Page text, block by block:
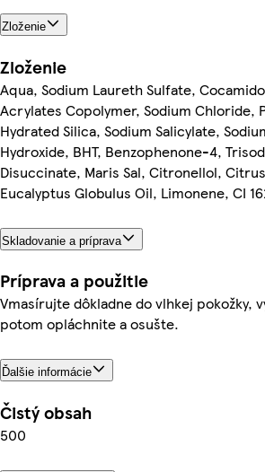
Zloženie
Zloženie
Aqua, Sodium Laureth Sulfate,
Acrylates Copolymer, Sodium Chloride,
Hydrated Silica, Sodium Salicylate,
Hydroxide, BHT, Benzophenone-4,
Disuccinate, Maris Sal, Citronellol,
Eucalyptus Globulus Oil, Limonene, CI
Skladovanie a príprava
Príprava a použitie
Vmasírujte dôkladne do vlhkej pokožky,
potom opláchnite a osušte.
Ďalšie informácie
Čistý obsah
500